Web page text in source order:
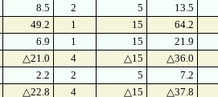
8.5 2 5 13.5
49.2 1 15 64.2
6.9 1 15 21.9
△21.0 4 △15 △36.0
2.2 2 5 7.2
△22.8 4 △15 △37.8